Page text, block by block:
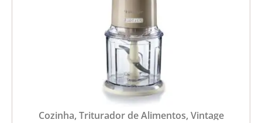
Cozinha, Triturador de Alimentos, Vintage